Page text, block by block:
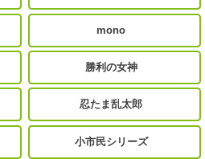
mono
勝利の女神
忍たま乱太郎
小市民シリーズ